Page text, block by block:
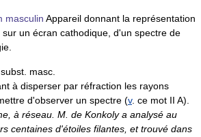
masculin Appareil donnant la représentation
un écran cathodique, d'un spectre de
masc.
à disperser par réfraction les rayons
d'observer un spectre (v. ce mot II A).
à réseau. M. de Konkoly a analysé au
centaines d'étoiles filantes, et trouvé dans